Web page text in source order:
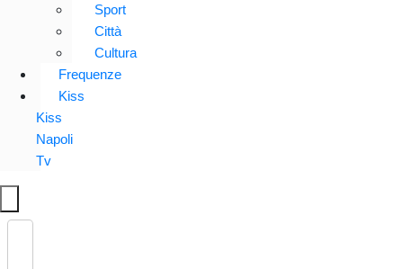
Sport
Città
Cultura
Frequenze
Kiss
Kiss
Napoli
Tv